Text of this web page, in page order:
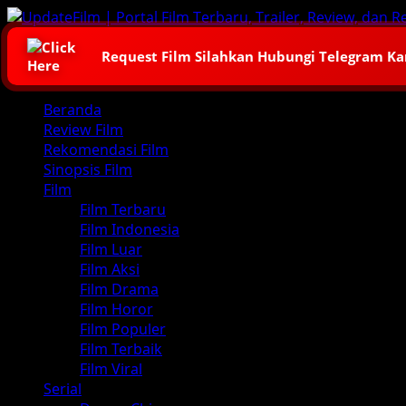
Skip
to
content
Request Film Silahkan Hubungi Telegram
Primary
Menu
Beranda
Review Film
Rekomendasi Film
Sinopsis Film
Film
Film Terbaru
Film Indonesia
Film Luar
Film Aksi
Film Drama
Film Horor
Film Populer
Film Terbaik
Film Viral
Serial